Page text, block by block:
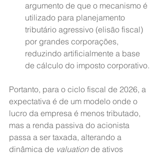
argumento de que o mecanismo é
utilizado para planejamento
tributário agressivo (elisão fiscal)
por grandes corporações,
reduzindo artificialmente a base
de cálculo do imposto corporativo.
Portanto, para o ciclo fiscal de 2026, a
expectativa é de um modelo onde o
lucro da empresa é menos tributado,
mas a renda passiva do acionista
passa a ser taxada, alterando a
dinâmica de valuation de ativos